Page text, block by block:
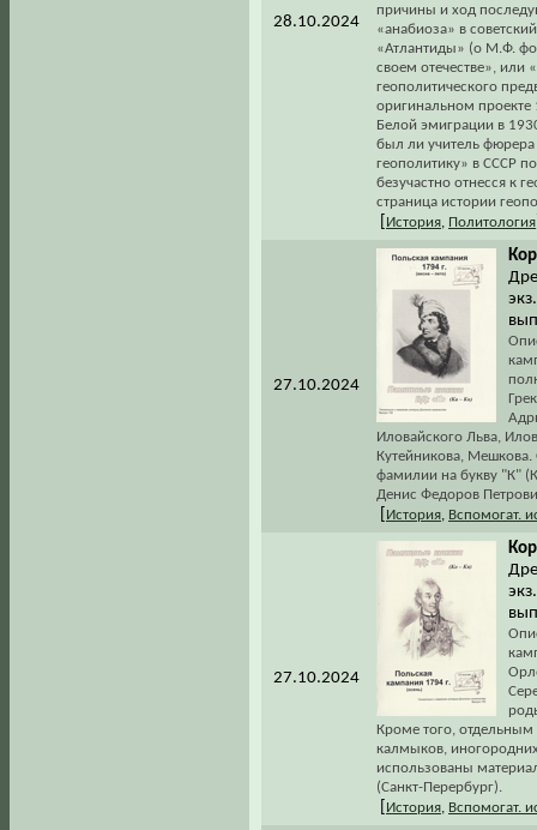
28.10.2024
причины и ход
«анабиоза» в
«Атлантиды» (о М.Ф.
своем отечестве», или
геополитического
оригинальном проекте
Белой эмиграции в
был ли учитель фюрера
геополитику» в СССР
безучастно отнесся к
страница истории
История Политология
27.10.2024
Иловайского Льва,
Кутейникова,
фамилии на букву "К"
Денис Федоров
История Вспомогат.
27.10.2024
Кроме того,
калмыков,
использованы
(Санкт-Перербург).
История Вспомогат.